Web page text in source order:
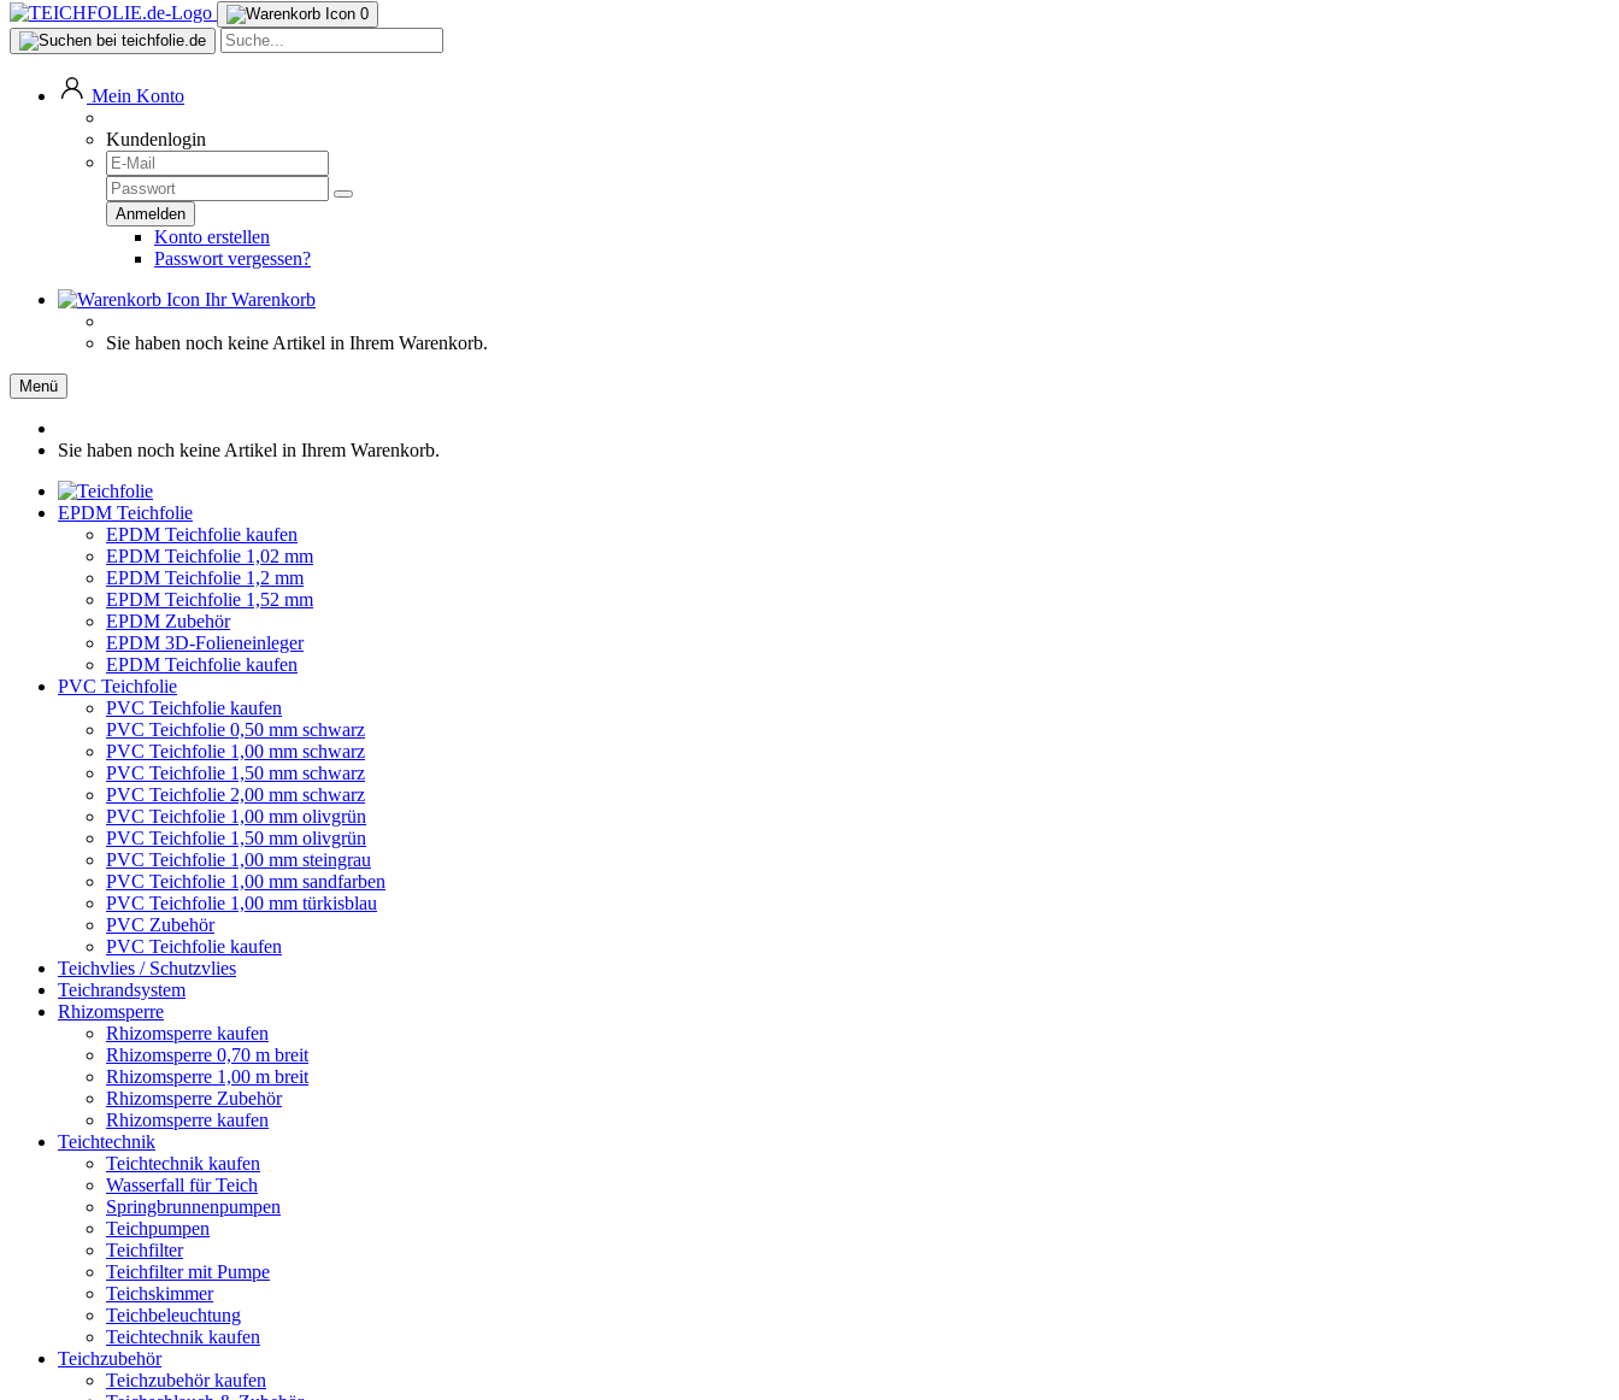
0
Mein Konto
Kundenlogin
Konto erstellen
Passwort vergessen?
Ihr Warenkorb
Sie haben noch keine Artikel in Ihrem Warenkorb.
Menü
Sie haben noch keine Artikel in Ihrem Warenkorb.
EPDM Teichfolie
EPDM Teichfolie kaufen
EPDM Teichfolie 1,02 mm
EPDM Teichfolie 1,2 mm
EPDM Teichfolie 1,52 mm
EPDM Zubehör
EPDM 3D-Folieneinleger
EPDM Teichfolie kaufen
PVC Teichfolie
PVC Teichfolie kaufen
PVC Teichfolie 0,50 mm schwarz
PVC Teichfolie 1,00 mm schwarz
PVC Teichfolie 1,50 mm schwarz
PVC Teichfolie 2,00 mm schwarz
PVC Teichfolie 1,00 mm olivgrün
PVC Teichfolie 1,50 mm olivgrün
PVC Teichfolie 1,00 mm steingrau
PVC Teichfolie 1,00 mm sandfarben
PVC Teichfolie 1,00 mm türkisblau
PVC Zubehör
PVC Teichfolie kaufen
Teichvlies / Schutzvlies
Teichrandsystem
Rhizomsperre
Rhizomsperre kaufen
Rhizomsperre 0,70 m breit
Rhizomsperre 1,00 m breit
Rhizomsperre Zubehör
Rhizomsperre kaufen
Teichtechnik
Teichtechnik kaufen
Wasserfall für Teich
Springbrunnenpumpen
Teichpumpen
Teichfilter
Teichfilter mit Pumpe
Teichskimmer
Teichbeleuchtung
Teichtechnik kaufen
Teichzubehör
Teichzubehör kaufen